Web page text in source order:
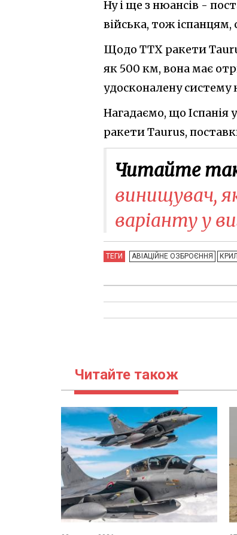
Ну і ще з нюансів -
війська, тож
Щодо ТТХ ракети
як 500 км, вона має
удосконалену систему
Нагадаємо, що Іспанія
ракети Taurus,
Читайте
винищувач,
варіанту у
ТЕГИ АВІАЦІЙНЕ ОЗБРОЄННЯ
Читайте також